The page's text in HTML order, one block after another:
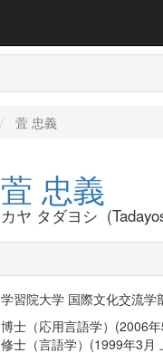
萓 忠義
萓 忠義
カヤ タダヨシ
学習院大学 国際文化交流
博士（応用言語学）(2006
修士（言語学）(1999年3月